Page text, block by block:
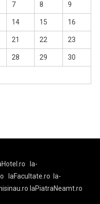
7 8 9
14 15 16
21 22 23
28 29 30
la-
laFacultate.ro
la-
laPiatraNeamt.ro